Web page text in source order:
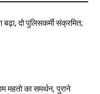
दो पुलिसकर्मी संक्रमित;
महतो का समर्थन, पुराने